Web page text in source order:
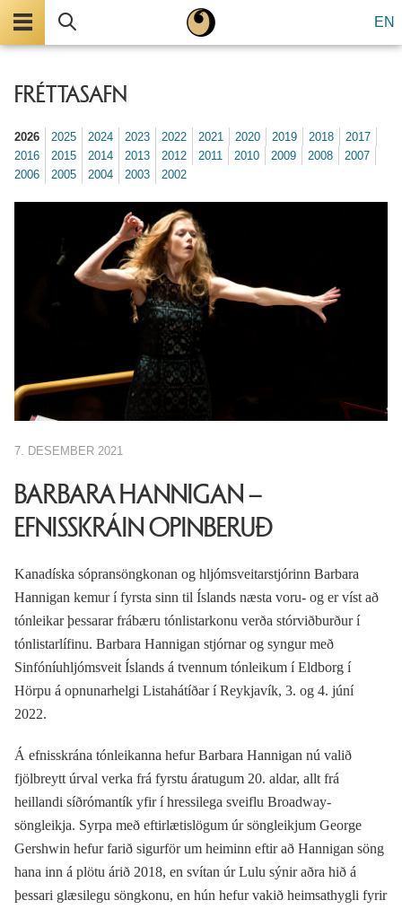
EN
FRÉTTASAFN
2026 2025 2024 2023 2022 2021 2020 2019 2018
2017
2016
2015 2014 2013 2012 2011 2010 2009 2008
2007
2006
2005 2004 2003 2002
7. DESEMBER 2021
BARBARA HANNIGAN –
EFNISSKRÁIN OPINBERUÐ
Kanadíska sópransöngkonan og hljómsveitarstjórinn Barbara
Hannigan kemur í fyrsta sinn til Íslands næsta voru- og er víst að
tónleikar þessarar frábæru tónlistarkonu verða stórviðburður í
tónlistarlífinu. Barbara Hannigan stjórnar og syngur með
Sinfóníuhljómsveit Íslands á tvennum tónleikum í Eldborg í
Hörpu á opnunarhelgi Listahátíðar í Reykjavík, 3. og 4. júní
2022.
Á efnisskrána tónleikanna hefur Barbara Hannigan nú valið
fjölbreytt úrval verka frá fyrstu áratugum 20. aldar, allt frá
heillandi síðrómantík yfir í hressilega sveiflu Broadway-
söngleikja. Syrpa með eftirlætislögum úr söngleikjum George
Gershwin hefur farið sigurför um heiminn eftir að Hannigan söng
hana inn á plötu árið 2018, en svítan úr Lulu sýnir aðra hið á
þessari glæsilegu söngkonu, en hún hefur vakið heimsathygli fyrir